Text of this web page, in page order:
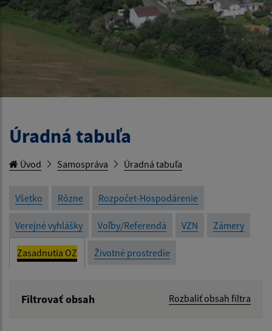
Úradná tabuľa
Úvod Samospráva Úradná tabuľa
Všetko Rôzne Rozpočet-Hospodárenie
Verejné vyhlášky Voľby/Referendá VZN Zámery
Zasadnutia OZ Životné prostredie
Filtrovať obsah Rozbaliť obsah filtra